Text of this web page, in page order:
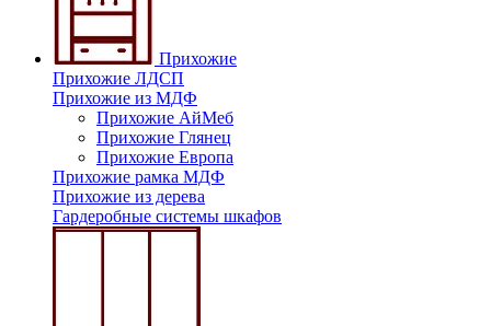
Прихожие
Прихожие ЛДСП
Прихожие из МДФ
Прихожие АйМеб
Прихожие Глянец
Прихожие Европа
Прихожие рамка МДФ
Прихожие из дерева
Гардеробные системы шкафов